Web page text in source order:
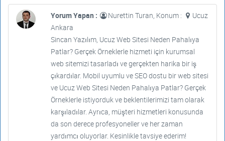
Yorum Yapan : Nurettin Turan, Konum :
Ucuz
Ankara
Sincan Yazılım, Ucuz Web Sitesi Neden Pahalıya
Patlar? Gerçek Örneklerle hizmeti için kurumsal
web sitemizi tasarladı ve gerçekten harika bir iş
çıkardılar. Mobil uyumlu ve SEO dostu bir web sitesi
ve Ucuz Web Sitesi Neden Pahalıya Patlar? Gerçek
Örneklerle istiyorduk ve beklentilerimizi tam olarak
karşıladılar. Ayrıca, müşteri hizmetleri konusunda
da son derece profesyoneller ve her zaman
yardımcı oluyorlar. Kesinlikle tavsiye ederim!